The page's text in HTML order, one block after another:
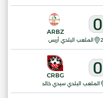
الملعب البلدي أريس
0
ARBZ
الملعب البلدي سيدي خالد
0
CRBG